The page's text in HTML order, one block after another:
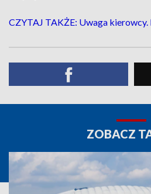
CZYTAJ TAKŻE: Uwaga kierowcy.
ZOBACZ